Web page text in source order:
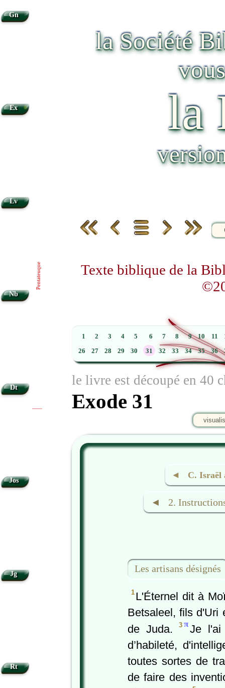
la Société
la
Texte biblique de la
1 2 3 4 5 6 7 8 9 10 11
26 27 28 29 30 31 32 33 34 35 36
le livre est découpé en 40
Exode 31
◄ C. Israël
◄ 2. Instructions
Les artisans désignés
1 L'Éternel dit à
Betsaleel, fils d'Uri
de Juda.3 πJe l'ai
d’habileté,
toutes sortes de
de faire des
Gn
Ex
Lv
Nb
Dt
Jos
Jg
Rt
Pentateuque
|
|
•